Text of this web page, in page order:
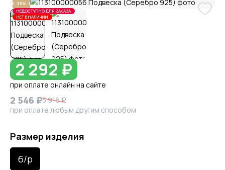
35%
НЕДОСТУПНО ДЛЯ ЗАКАЗА
НЕТ В НАЛИЧИИ
2 292 ₽
при оплате онлайн на сайте
2 546 ₽3 916 ₽
при оплате любым другим способом
Размер изделия
б/р